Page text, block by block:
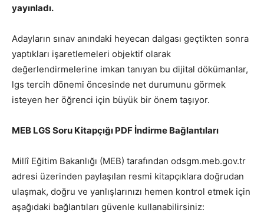
yayınladı.
Adayların sınav anındaki heyecan dalgası geçtikten sonra
yaptıkları işaretlemeleri objektif olarak
değerlendirmelerine imkan tanıyan bu dijital dökümanlar,
lgs tercih dönemi öncesinde net durumunu görmek
isteyen her öğrenci için büyük bir önem taşıyor.
MEB LGS Soru Kitapçığı PDF İndirme Bağlantıları
Millî Eğitim Bakanlığı (MEB) tarafından odsgm.meb.gov.tr
adresi üzerinden paylaşılan resmi kitapçıklara doğrudan
ulaşmak, doğru ve yanlışlarınızı hemen kontrol etmek için
aşağıdaki bağlantıları güvenle kullanabilirsiniz: